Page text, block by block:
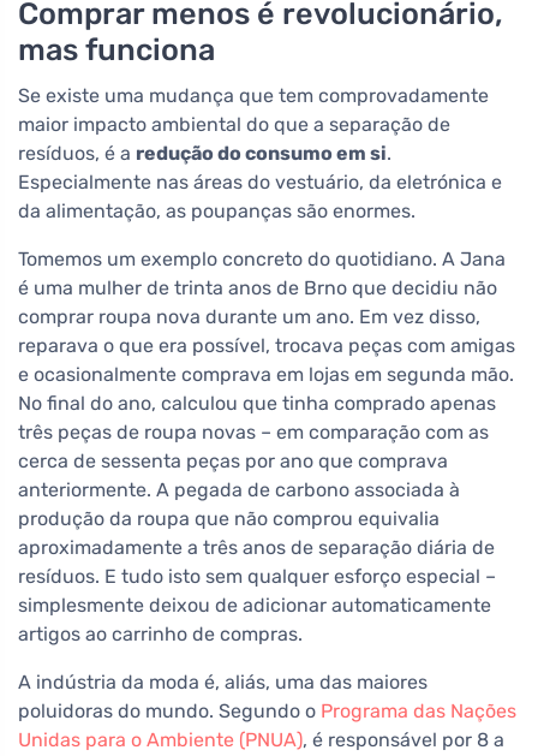
Comprar menos é revolucionário,
mas funciona
Se existe uma mudança que tem comprovadamente
maior impacto ambiental do que a separação de
resíduos, é a redução do consumo em si.
Especialmente nas áreas do vestuário, da eletrónica e
da alimentação, as poupanças são enormes.
Tomemos um exemplo concreto do quotidiano. A Jana
é uma mulher de trinta anos de Brno que decidiu não
comprar roupa nova durante um ano. Em vez disso,
reparava o que era possível, trocava peças com amigas
e ocasionalmente comprava em lojas em segunda mão.
No final do ano, calculou que tinha comprado apenas
três peças de roupa novas – em comparação com as
cerca de sessenta peças por ano que comprava
anteriormente. A pegada de carbono associada à
produção da roupa que não comprou equivalia
aproximadamente a três anos de separação diária de
resíduos. E tudo isto sem qualquer esforço especial –
simplesmente deixou de adicionar automaticamente
artigos ao carrinho de compras.
A indústria da moda é, aliás, uma das maiores
poluidoras do mundo. Segundo o Programa das Nações
Unidas para o Ambiente (PNUA), é responsável por 8 a